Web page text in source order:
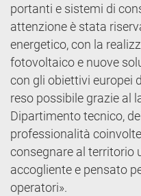
portanti e sistemi di
attenzione è stata
energetico, con la
fotovoltaico e nuove
con gli obiettivi europei
reso possibile grazie al
Dipartimento tecnico,
professionalità
consegnare al territorio
accogliente e pensato
operatori».